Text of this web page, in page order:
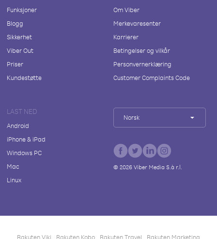
Funksjoner
Blogg
Sikkerhet
Viber Out
Priser
Kundestøtte
Om Viber
Merkevaresenter
Karrierer
Betingelser og vilkår
Personvernerklæring
Customer Complaints Code
LAST NED
Android
iPhone & iPad
Windows PC
Mac
Linux
Norsk
© 2026Viber Media S.à r.l.
Rakuten Viki Rakuten Kobo Rakuten Travel Rakuten Marketing